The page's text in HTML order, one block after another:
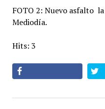
FOTO 2: Nuevo asfalto
Mediodía.
Hits: 3